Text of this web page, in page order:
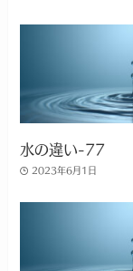
水の違い-77
2023年6月1日